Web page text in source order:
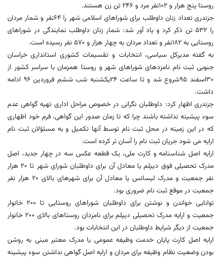
روستا پنج هزار و 102نفر مرد و 246 تن زن هستند.
جزندری تعداد زنان داوطلب برای شوراهای اسلامی شهر را 64نفر و شمار مردان
را 532 تن ذکر کرد و یاد آور شد: شمار زنان داوطلب نمایندگی در شوراهای
روستایی به 182نفر و تعداد مردان به چهار هزار و 570 نفر رسیده است.
به گفته مدیرکل سیاسی، انتخابات و تقسیمات کشوری استانداری خراسان
جنوبی ثبت نام نامزدهای شوراهای شهر و روستا همزمان با سراسر کشور از
30اسفند 95شروع شد و تا ساعت 24یکشنبه شب ششم فروردین 96 ادامه
داشت.
جزندری اظهار کرد: داوطلبان نگرانی در خصوص مراحل اداری تهیه گواهی عدم
سوء پیشینه نداشته باشند چرا که تا زمان صدور این گواهی، فرم خود اظهاری
که در این زمینه در محل ثبت نام توسط آنها تکمیل و به مسئؤلان ثبت نام
ارایه می شود جریان ثبت نام را آسان تر کرده است.
ارایه اصل شناسنامه و کارت ملی، یک قطعه عکس سه در چهار جدید، اصل
مدرک تحصیلی فوق دیپلم یا معادل آن برای داوطلبان شورای شهر تا 20 هزار
نفر جمعیت و مدرک لیسانس یا معادل آن برای شهرهای بالای 20 هزار نفر
جمعیت در موقع ثبت نام ضروری بود.
توانایی خواندن و نوشتن برای داوطلبان شوراهای روستایی تا 200 خانوار
جمعیت و ارایه مدرک تحصیلی دیپلم برای نامزدان روستاهای بالای 200 خانوار
جمعیت از دیگر شرایط داوطلبان در این انتخابات بود.
ارایه اصل کارت پایان خدمت وظیفه عمومی یا مدرک معتبر مبنی به روشن
بودن وضعیت نظام وظیفه برای مردان و ارایه اصل گواهی نداشتن سوء پیشینه